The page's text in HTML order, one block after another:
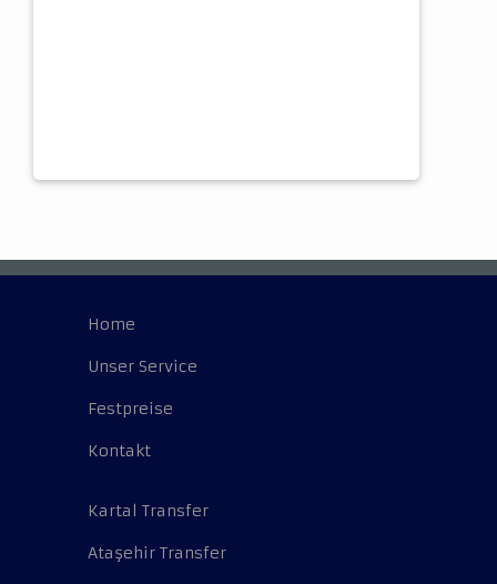
Home
Unser Service
Festpreise
Kontakt
Kartal Transfer
Ataşehir Transfer